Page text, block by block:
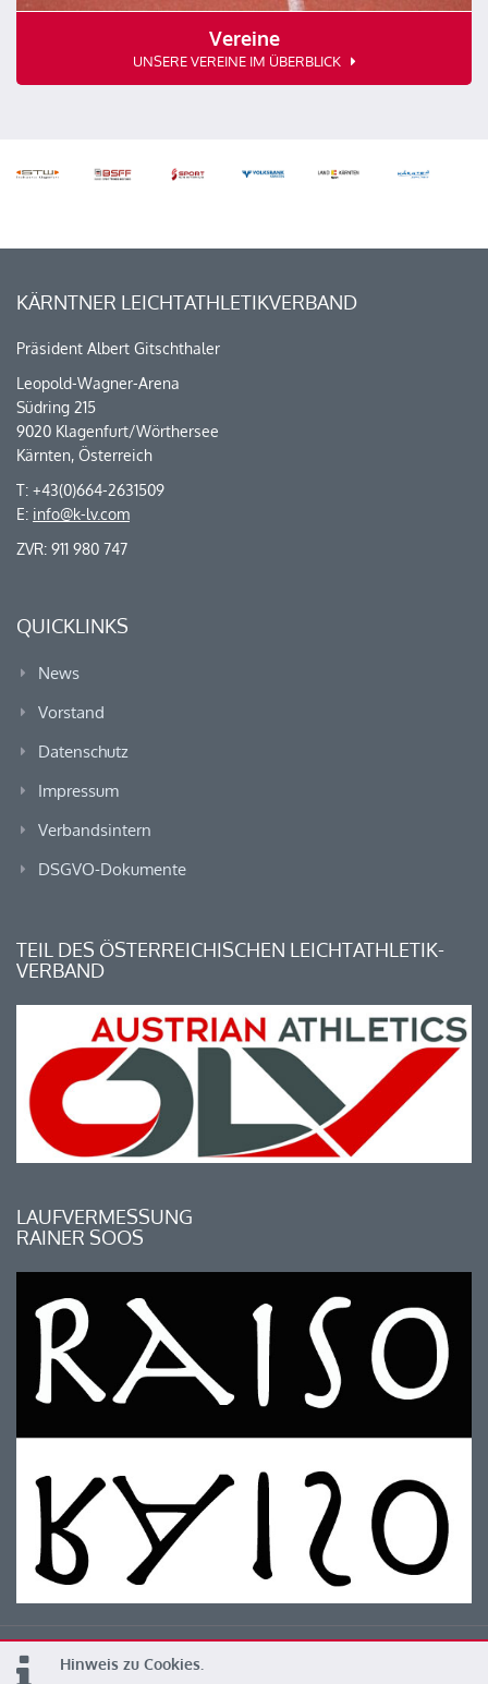
Hinweis zu Cookies.
Vereine
UNSERE VEREINE IM ÜBERBLICK
KÄRNTNER LEICHTATHLETIKVERBAND
Präsident Albert Gitschthaler
Leopold-Wagner-Arena
Südring 215
9020 Klagenfurt/Wörthersee
Kärnten, Österreich
T: +43(0)664-2631509
E: info@k-lv.com
ZVR: 911 980 747
QUICKLINKS
News
Vorstand
Datenschutz
Impressum
Verbandsintern
DSGVO-Dokumente
TEIL DES ÖSTERREICHISCHEN LEICHTATHLETIK-
VERBAND
LAUFVERMESSUNG
RAINER SOOS
© 2026 Kärntner Leichtathletik Verband